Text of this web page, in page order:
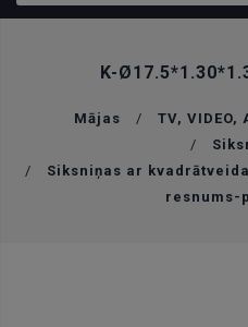
Izveidot kontu
K-
Mājas /
TV,
/
/
Siksniņas ar
resnums-